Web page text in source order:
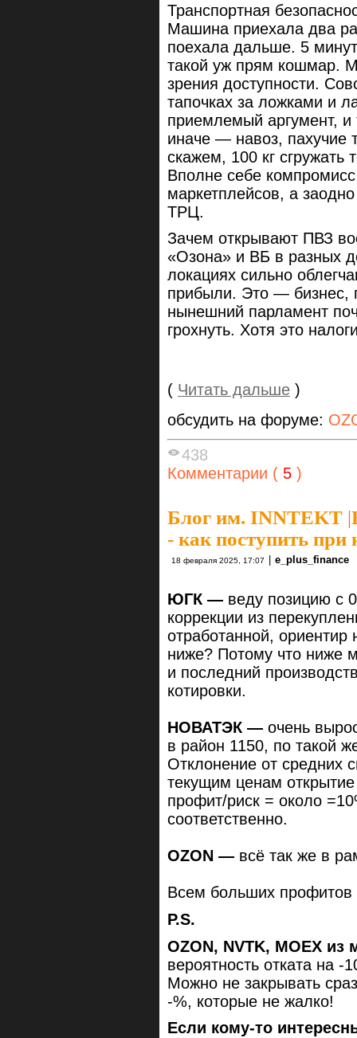
Транспортная
Машина приехала два
поехала дальше. 5
такой уж прям кошмар.
зрения доступности.
тапочках за ложками и
приемлемый аргумент, и
иначе — навоз, пахучие
скажем, 100 кг
Вполне себе
маркетплейсов, а
ТРЦ.
Зачем открывают ПВЗ
«Озона» и ВБ в разных
локациях сильно
прибыли. Это — бизнес,
нынешний парламент
грохнуть. Хотя это
( Читать дальше )
обсудить на форуме:
438
Комментарии ( 5 )
Блог им. INNTEKT |
- как поступить при
18 февраля 2025, 17:07 e_plus_finance
ЮГК — веду позицию с
коррекции из
отработанной,
ниже? Потому что ниже
и последний
котировки.
НОВАТЭК — очень
в район 1150, по такой
Отклонение от средних
текущим ценам
профит/риск = около
соответственно.
OZON — всё так же в
Всем больших профитов
P.S.
OZON, NVTK, MOEX из
вероятность отката на
Можно не закрывать
-%, которые не жалко!
Если кому-то